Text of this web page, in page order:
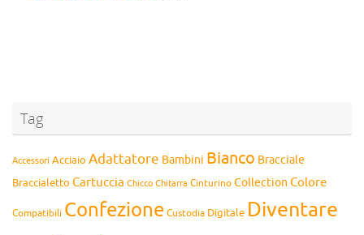
Tag
Accessori Acciaio Adattatore Bambini Bianco Bracciale
Braccialetto Cartuccia Chicco Chitarra Cinturino Collection Colore
Compatibili Confezione Custodia Digitale Diventare